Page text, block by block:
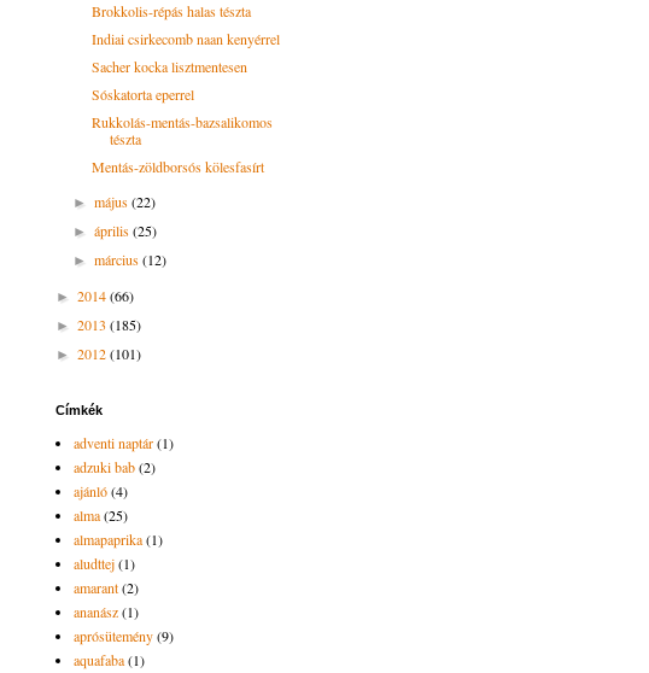
Brokkolis-répás halas tészta
Indiai csirkecomb naan kenyérrel
Sacher kocka lisztmentesen
Sóskatorta eperrel
Rukkolás-mentás-bazsalikomos
tészta
Mentás-zöldborsós kölesfasírt
►május(22)
►április(25)
►március(12)
► 2014(66)
► 2013 (185)
► 2012(101)
Címkék
adventi naptár(1)
adzuki bab(2)
ajánló(4)
alma(25)
almapaprika(1)
aludttej(1)
amarant(2)
ananász(1)
aprósütemény(9)
aquafaba(1)